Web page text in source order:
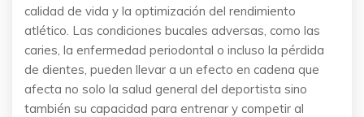
calidad de vida y la optimización del rendimiento
atlético. Las condiciones bucales adversas, como las
caries, la enfermedad periodontal o incluso la pérdida
de dientes, pueden llevar a un efecto en cadena que
afecta no solo la salud general del deportista sino
también su capacidad para entrenar y competir al